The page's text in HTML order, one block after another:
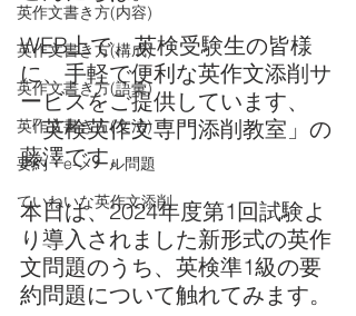
英作文書き方(内容)
英作文書き方(構成)
英作文書き方(語彙)
英作文書き方(文法)
要約・e-メール問題
ていねいな英作文添削
WEB上で、英検受験生の皆様
に、手軽で便利な英作文添削サ
ービスをご提供しています、
「英検英作文専門添削教室」の
藤澤です。
本日は、2024年度第1回試験よ
り導入されました新形式の英作
文問題のうち、英検準1級の要
約問題について触れてみます。